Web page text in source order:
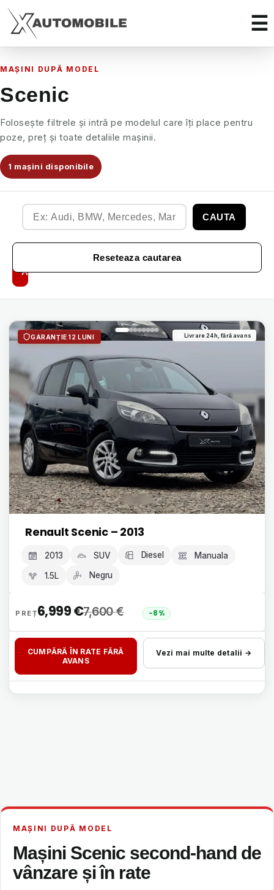
MAȘINI DUPĂ MODEL
Scenic
Folosește filtrele și intră pe modelul care îți place pentru
poze, preț și toate detaliile mașinii.
1 mașini disponibile
CAUTA
Auto
Reseteaza cautarea
GARANȚIE 12 LUNI Livrare 24h, fără avans
Renault Scenic – 2013
2013 SUV Diesel Manuala
1.5L Negru
7,600€
6,999€ -8%
CUMPĂRĂ ÎN RATE FĂRĂ
AVANS
Vezi mai multe detalii →
MAȘINI DUPĂ MODEL
Mașini Scenic second-hand de
vânzare și în rate